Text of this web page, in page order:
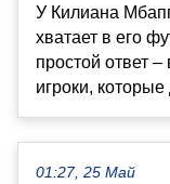
У Килиана
хватает в его
простой ответ
игроки, которые
01:27, 25 Май